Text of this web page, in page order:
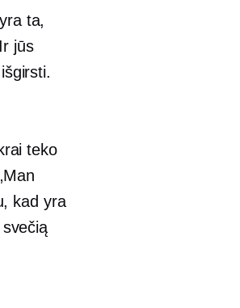
ta,
jūs
teko
kad yra